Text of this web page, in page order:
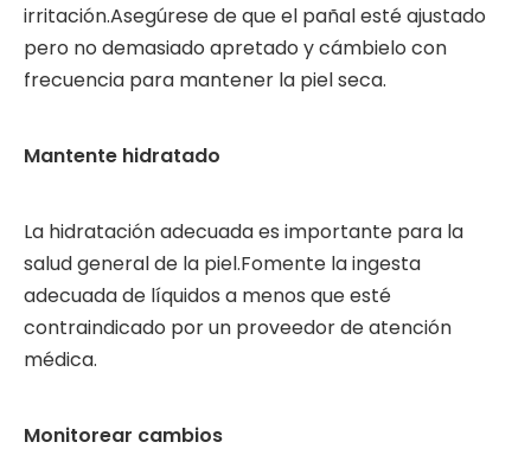
irritación.Asegúrese de que el pañal esté ajustado
pero no demasiado apretado y cámbielo con
frecuencia para mantener la piel seca.
Mantente hidratado
La hidratación adecuada es importante para la
salud general de la piel.Fomente la ingesta
adecuada de líquidos a menos que esté
contraindicado por un proveedor de atención
médica.
Monitorear cambios